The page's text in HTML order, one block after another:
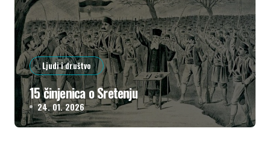
Ljudi i društvo
15 činjenica o Sretenju
24. 01. 2026